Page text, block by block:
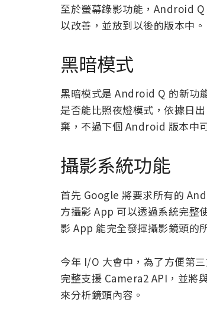
至於螢幕錄影功能，Android
以改善，並放到以後的版本中。
黑暗模式
黑暗模式是 Android Q 的新功
是否能比照夜燈模式，依據日
棄，不過下個 Android 版本中
攝影系統功能
首先 Google 將要求所有的
方攝影 App 可以透過系統完整
影 App 能完全發揮攝影鏡頭的
今年 I/O 大會中，為了方便第
完整支援 Camera2 API，並將
來分析鏡頭內容。